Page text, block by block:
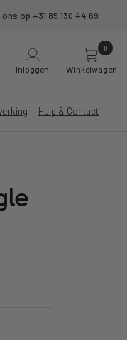
op +31 85 130 44 69
Inloggen Winkelwagen
0
Hulp & Contact